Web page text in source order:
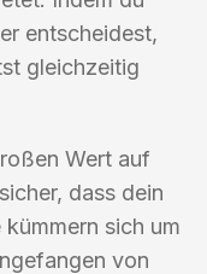
entscheidest,
gleichzeitig
Wert auf
dass dein
sich um
von